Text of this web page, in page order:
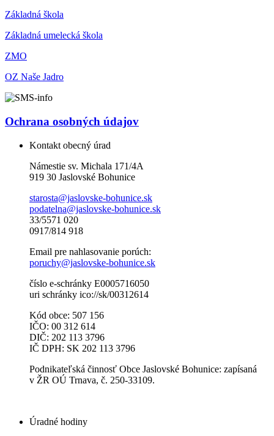
Základná škola
Základná umelecká škola
ZMO
OZ Naše Jadro
Ochrana osobných údajov
Kontakt obecný úrad
Námestie sv. Michala 171/4A
919 30 Jaslovské Bohunice
starosta@jaslovske-bohunice.sk
podatelna@jaslovske-bohunice.sk
33/5571 020
0917/814 918
Email pre nahlasovanie porúch:
poruchy@jaslovske-bohunice.sk
číslo e-schránky E0005716050
uri schránky ico://sk/00312614
Kód obce: 507 156
IČO: 00 312 614
DIČ: 202 113 3796
IČ DPH: SK 202 113 3796
Podnikateľská činnosť Obce Jaslovské Bohunice: zapísaná
v ŽR OÚ Trnava, č. 250-33109.
Úradné hodiny